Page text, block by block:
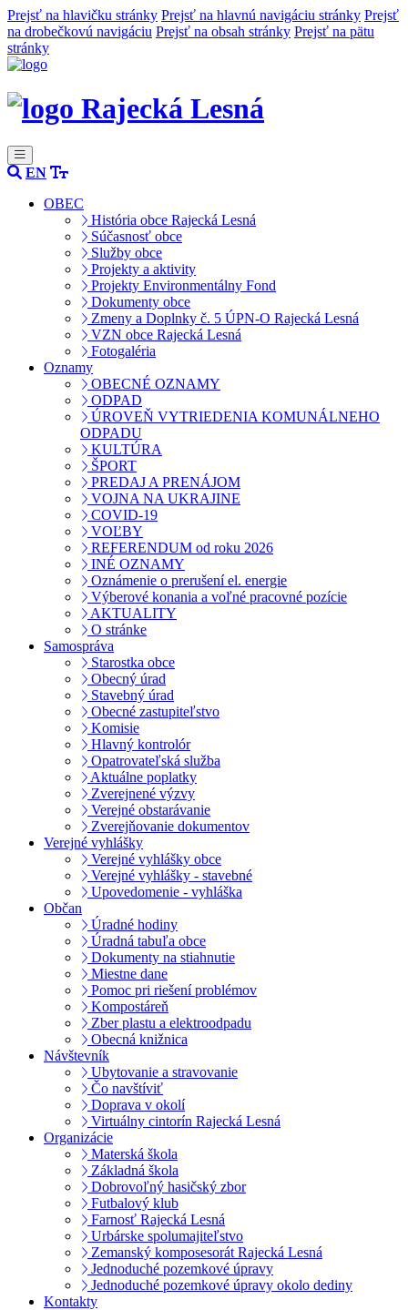
Prejsť na hlavičku stránky Prejsť na hlavnú navigáciu stránky Prejsť
na drobečkovú navigáciu Prejsť na obsah stránky Prejsť na pätu
stránky
Rajecká Lesná
EN
OBEC
História obce Rajecká Lesná
Súčasnosť obce
Služby obce
Projekty a aktivity
Projekty Environmentálny Fond
Dokumenty obce
Zmeny a Doplnky č. 5 ÚPN-O Rajecká Lesná
VZN obce Rajecká Lesná
Fotogaléria
Oznamy
OBECNÉ OZNAMY
ODPAD
ÚROVEŇ VYTRIEDENIA KOMUNÁLNEHO
ODPADU
KULTÚRA
ŠPORT
PREDAJ A PRENÁJOM
VOJNA NA UKRAJINE
COVID-19
VOĽBY
REFERENDUM od roku 2026
INÉ OZNAMY
Oznámenie o prerušení el. energie
Výberové konania a voľné pracovné pozície
AKTUALITY
O stránke
Samospráva
Starostka obce
Obecný úrad
Stavebný úrad
Obecné zastupiteľstvo
Komisie
Hlavný kontrolór
Opatrovateľská služba
Aktuálne poplatky
Zverejnené výzvy
Verejné obstarávanie
Zverejňovanie dokumentov
Verejné vyhlášky
Verejné vyhlášky obce
Verejné vyhlášky - stavebné
Upovedomenie - vyhláška
Občan
Úradné hodiny
Úradná tabuľa obce
Dokumenty na stiahnutie
Miestne dane
Pomoc pri riešení problémov
Kompostáreň
Zber plastu a elektroodpadu
Obecná knižnica
Návštevník
Ubytovanie a stravovanie
Čo navštíviť
Doprava v okolí
Virtuálny cintorín Rajecká Lesná
Organizácie
Materská škola
Základná škola
Dobrovoľný hasičský zbor
Futbalový klub
Farnosť Rajecká Lesná
Urbárske spolumajiteľstvo
Zemanský komposesorát Rajecká Lesná
Jednoduché pozemkové úpravy
Jednoduché pozemkové úpravy okolo dediny
Kontakty